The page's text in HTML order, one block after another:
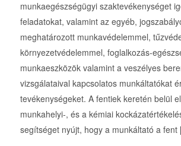
munkaegészségügyi szaktevékenységet
feladatokat, valamint az egyéb,
meghatározott munkavédelemmel,
környezetvédelemmel, foglalkozás-
munkaeszközök valamint a veszélyes
vizsgálataival kapcsolatos munkáltatókat
tevékenységeket. A fentiek keretén belül
munkahelyi-, és a kémiai
segítséget nyújt, hogy a munkáltató a